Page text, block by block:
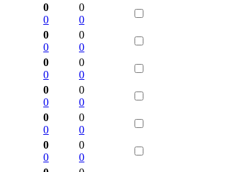
0
0
0
0
0
0
0
0
0
0
0
0
0
0
0
0
0
0
0
0
0
0
0
0